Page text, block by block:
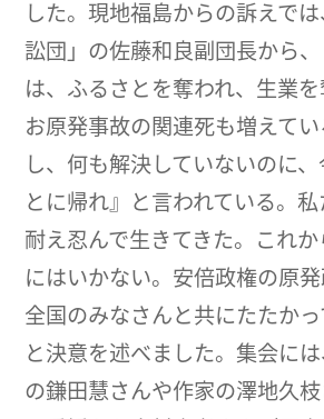
した。現地福島からの訴えで
訟団」の佐藤和良副団長から
は、ふるさとを奪われ、生業
お原発事故の関連死も増えて
し、何も解決していないのに
とに帰れ』と言われている。私
耐え忍んで生きてきた。これ
にはいかない。安倍政権の原発
全国のみなさんと共にたたかっ
と決意を述べました。集会に
の鎌田慧さんや作家の澤地久